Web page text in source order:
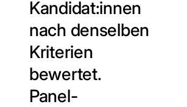
Kandidat:innen
nach denselben
Kriterien
bewertet.
Panel-